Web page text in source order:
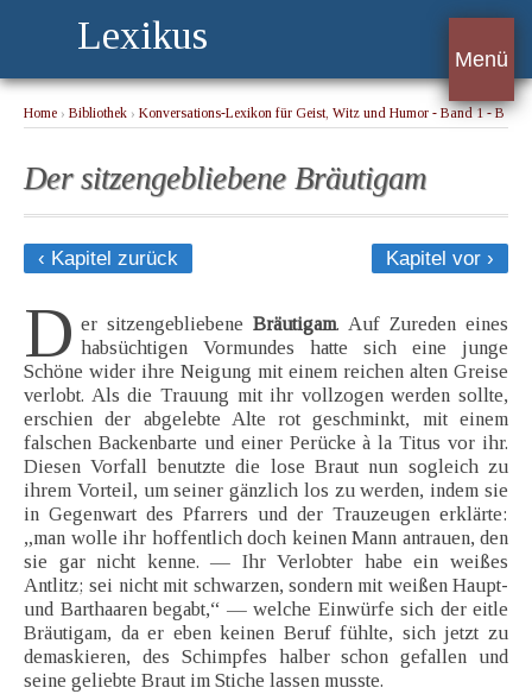
Lexikus
Menü
Home › Bibliothek › Konversations-Lexikon für Geist, Witz und Humor - Band 1 - B
Der sitzengebliebene Bräutigam
‹ Kapitel zurück Kapitel vor ›
D er sitzengebliebene Bräutigam. Auf Zureden eines
habsüchtigen Vormundes hatte sich eine junge
Schöne wider ihre Neigung mit einem reichen alten Greise
verlobt. Als die Trauung mit ihr vollzogen werden sollte,
erschien der abgelebte Alte rot geschminkt, mit einem
falschen Backenbarte und einer Perücke à la Titus vor ihr.
Diesen Vorfall benutzte die lose Braut nun sogleich zu
ihrem Vorteil, um seiner gänzlich los zu werden, indem sie
in Gegenwart des Pfarrers und der Trauzeugen erklärte:
„man wolle ihr hoffentlich doch keinen Mann antrauen, den
sie gar nicht kenne. — Ihr Verlobter habe ein weißes
Antlitz; sei nicht mit schwarzen, sondern mit weißen Haupt-
und Barthaaren begabt,“ — welche Einwürfe sich der eitle
Bräutigam, da er eben keinen Beruf fühlte, sich jetzt zu
demaskieren, des Schimpfes halber schon gefallen und
seine geliebte Braut im Stiche lassen musste.